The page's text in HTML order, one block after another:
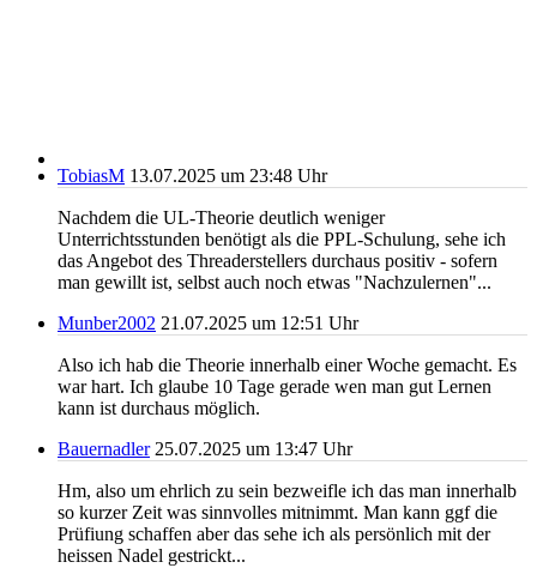
TobiasM 13.07.2025 um 23:48 Uhr
Nachdem die UL-Theorie deutlich weniger
Unterrichtsstunden benötigt als die PPL-Schulung, sehe ich
das Angebot des Threaderstellers durchaus positiv - sofern
man gewillt ist, selbst auch noch etwas "Nachzulernen"...
Munber2002 21.07.2025 um 12:51 Uhr
Also ich hab die Theorie innerhalb einer Woche gemacht. Es
war hart. Ich glaube 10 Tage gerade wen man gut Lernen
kann ist durchaus möglich.
Bauernadler 25.07.2025 um 13:47 Uhr
Hm, also um ehrlich zu sein bezweifle ich das man innerhalb
so kurzer Zeit was sinnvolles mitnimmt. Man kann ggf die
Prüfiung schaffen aber das sehe ich als persönlich mit der
heissen Nadel gestrickt...